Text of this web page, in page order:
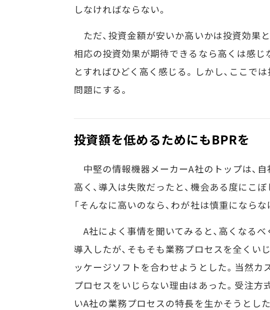
しなければならない。
ただ、投資金額が安いか高いかは投資効果
相応の投資効果が期待できるなら高くは感じ
とすればひどく高く感じる。しかし、ここで
問題にする。
投資額を低めるためにもBPRを
中堅の情報機器メーカーA社のトップは、
高く、導入は失敗だったと、機会ある度にこ
「そんなに高いのなら、わが社は慎重になら
A社によく事情を聞いてみると、高くなる
導入したが、そもそも業務プロセスを全くい
ッケージソフトを合わせようとした。当然カ
プロセスをいじらない理由はあった。受注方
いA社の業務プロセスの特長を生かそうとし